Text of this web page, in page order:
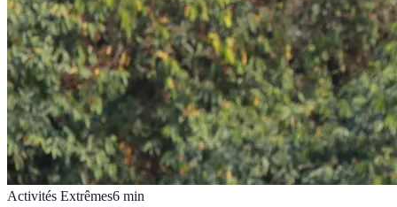
Activités Extrêmes6 min